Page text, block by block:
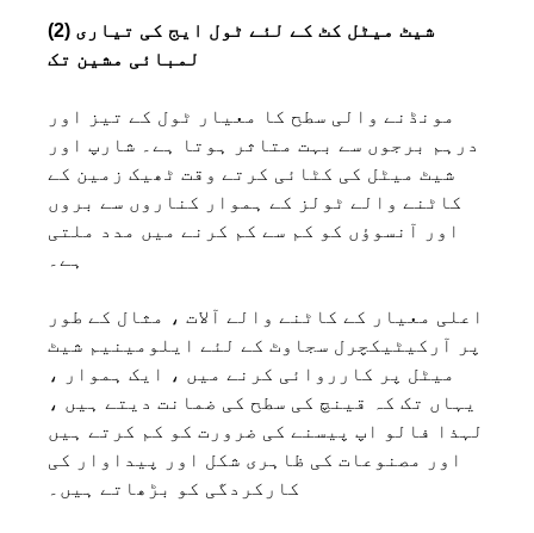
(2) شیٹ میٹل کٹ کے لئے ٹول ایج کی تیاری
لمبائی مشین تک
مونڈنے والی سطح کا معیار ٹول کے تیز اور
درہم برجوں سے بہت متاثر ہوتا ہے۔ شارپ اور
شیٹ میٹل کی کٹائی کرتے وقت ٹھیک زمین کے
کاٹنے والے ٹولز کے ہموار کناروں سے بروں
اور آنسوؤں کو کم سے کم کرنے میں مدد ملتی
ہے۔
اعلی معیار کے کاٹنے والے آلات ، مثال کے طور
پر آرکیٹیکچرل سجاوٹ کے لئے ایلومینیم شیٹ
میٹل پر کارروائی کرنے میں ، ایک ہموار ،
یہاں تک کہ قینچ کی سطح کی ضمانت دیتے ہیں ،
لہذا فالو اپ پیسنے کی ضرورت کو کم کرتے ہیں
اور مصنوعات کی ظاہری شکل اور پیداوار کی
کارکردگی کو بڑھاتے ہیں۔